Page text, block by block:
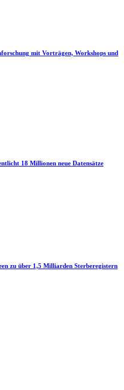
mit Vorträgen, Workshops und
18 Millionen neue Datensätze
zu über 1,5 Milliarden Sterberegistern